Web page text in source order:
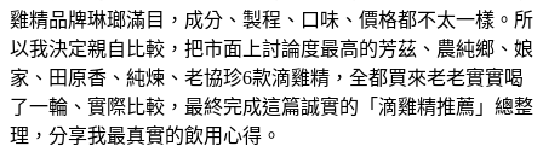
雞精品牌琳瑯滿目，成分、製程、口味、價格都不太一樣。所
以我決定親自比較，把市面上討論度最高的芳茲、農純鄉、娘
家、田原香、純煉、老協珍6款滴雞精，全都買來老老實實喝
了一輪、實際比較，最終完成這篇誠實的「滴雞精推薦」總整
理，分享我最真實的飲用心得。